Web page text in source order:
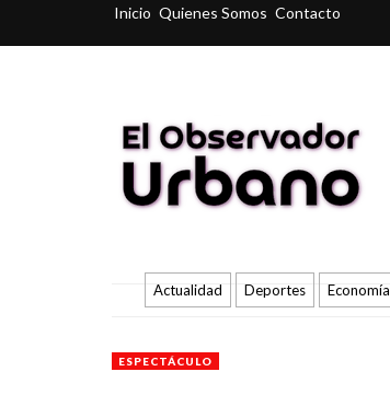
Inicio Quienes Somos Contacto
Actualidad Deportes Economía
ESPECTÁCULO